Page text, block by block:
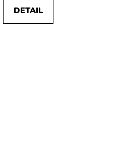
DETAIL